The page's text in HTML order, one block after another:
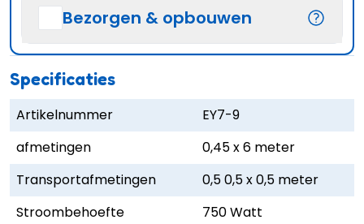
Bezorgen & opbouwen
Specificaties
Artikelnummer
EY7-9
afmetingen
0,45 x 6 meter
Transportafmetingen
0,5 0,5 x 0,5 meter
Stroombehoefte
750 Watt